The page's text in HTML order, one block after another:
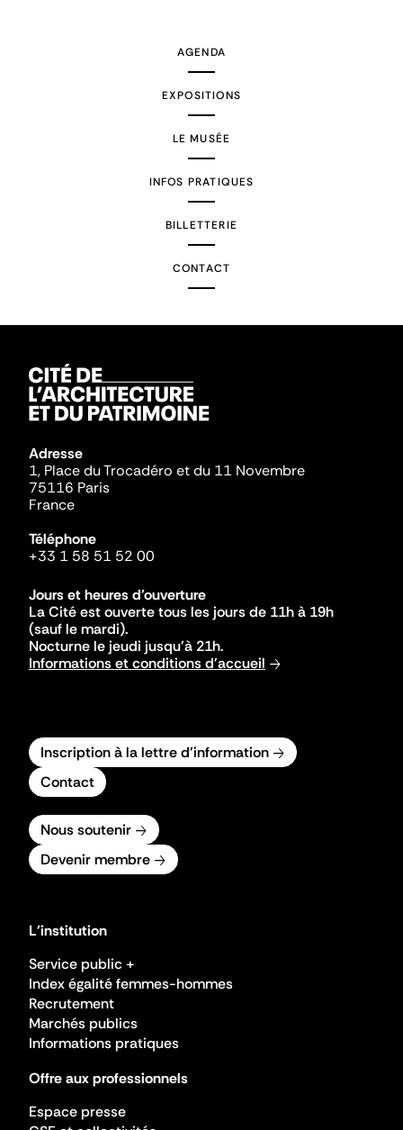
AGENDA
EXPOSITIONS
LE MUSÉE
INFOS PRATIQUES
BILLETTERIE
CONTACT
Adresse
1, Place du Trocadéro et du 11 Novembre
75116 Paris
France
Téléphone
+33 1 58 51 52 00
Jours et heures d'ouverture
La Cité est ouverte tous les jours de 11h à 19h
(sauf le mardi).
Nocturne le jeudi jusqu'à 21h.
Informations et conditions d'accueil
Inscription à la lettre d'information
Contact
Nous soutenir
Devenir membre
L'institution
Service public +
Index égalité femmes-hommes
Recrutement
Marchés publics
Informations pratiques
Offre aux professionnels
Espace presse